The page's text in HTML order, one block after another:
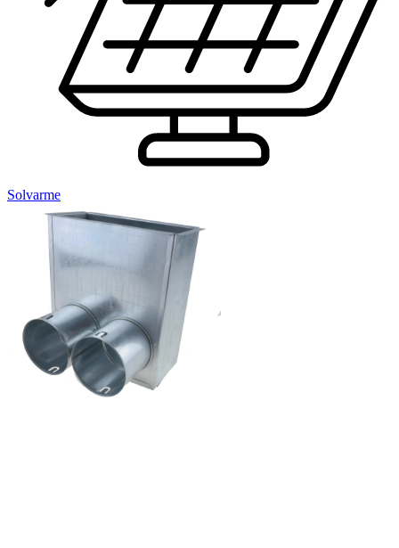
Solvarme